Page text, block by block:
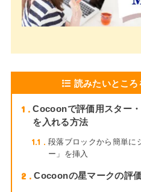
読みたいとこ
1
Cocoonで評価用スター
を入れる方法
1.1
段落ブロックから簡単に
ー」を挿入
2 Cocoonの星マークの評